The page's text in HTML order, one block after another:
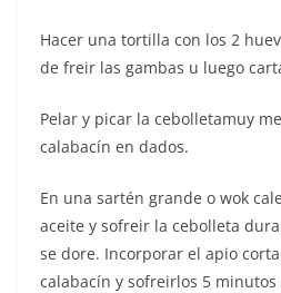
Hacer una tortilla con los 2
de freir las gambas u luego
Pelar y picar la cebolletamuy
calabacín en dados.
En una sartén grande o wok
aceite y sofreir la cebolleta
se dore. Incorporar el apio
calabacín y sofreirlos 5 minutos